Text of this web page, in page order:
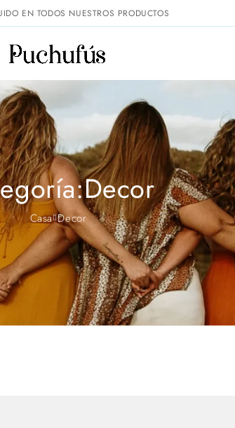
EN TODOS NUESTROS PRODUCTOS
Casa Decor